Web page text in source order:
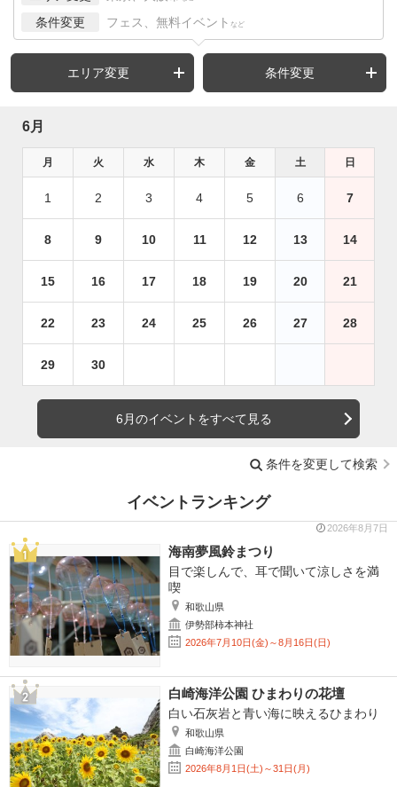
条件変更 フェス、無料イベント など
エリア変更 条件変更
6月
月 火 水 木 金 土 日
1 2 3 4 5 6 7
8 9 10 11 12 13 14
15 16 17 18 19 20 21
22 23 24 25 26 27 28
29 30
6月のイベントをすべて見る
条件を変更して検索
イベントランキング
2026年8月7日
海南夢風鈴まつり
目で楽しんで、耳で聞いて涼しさを満
喫
和歌山県
伊勢部柿本神社
2026年7月10日(金)～8月16日(日)
白崎海洋公園 ひまわりの花壇
白い石灰岩と青い海に映えるひまわり
和歌山県
白崎海洋公園
2026年8月1日(土)～31日(月)